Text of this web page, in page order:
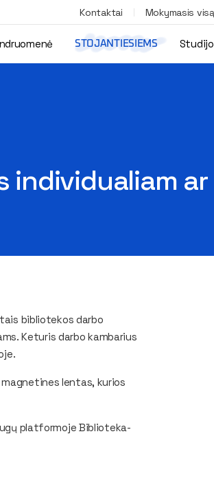
Kontaktai Mokymasis
STOJANTIESIEMS
ar komandiniam darbui
individualiam
bibliotekos darbo
Keturis darbo kambarius
lentas, kurios
platformoje Biblioteka-